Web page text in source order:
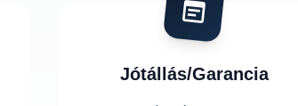
Jótállás/Garancia